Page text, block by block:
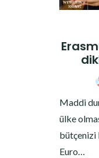
Maddi
ülke
bütçenizi
Euro…